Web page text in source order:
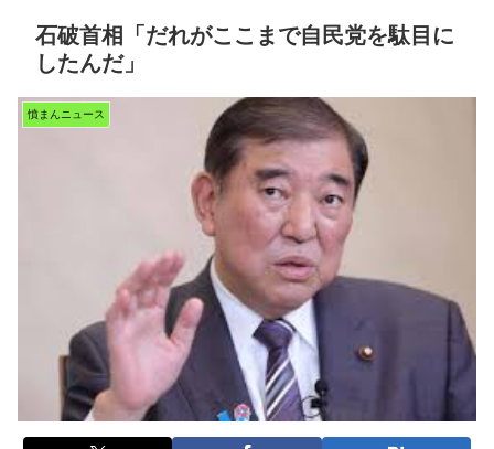
石破首相「だれがここまで自民党を駄目に
したんだ」
憤まんニュース